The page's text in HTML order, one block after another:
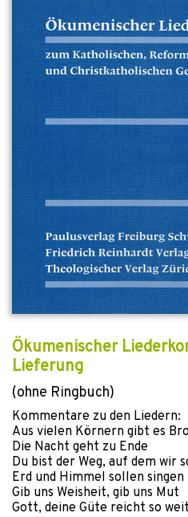
Ökumenischer
Lieferung
(ohne Ringbuch)
Kommentare zu den Liedern:
Aus vielen Körnern gibt es
Die Nacht geht zu Ende
Du bist der Weg, auf dem wir
Erd und Himmel sollen singen
Gib uns Weisheit, gib uns Mut
Gott, deine Güte reicht so weit